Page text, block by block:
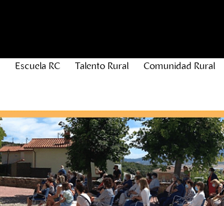
Escuela RC Talento Rural Comunidad Rural